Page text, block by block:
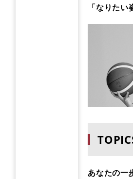
「なりた
あなたの一